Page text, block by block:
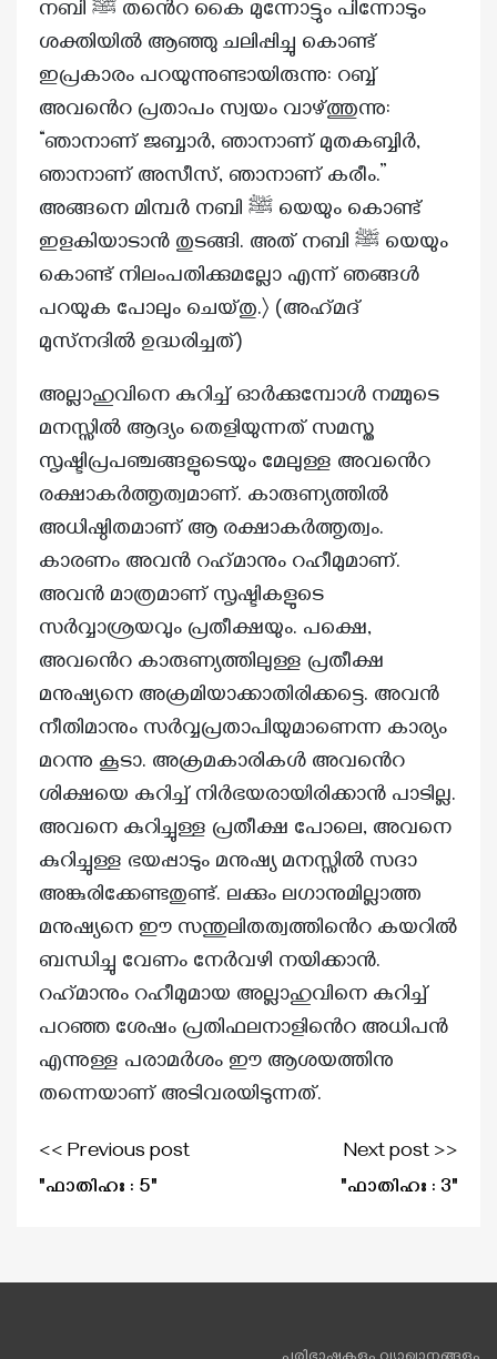
നബി ﷺ തൻെറ കൈ മുന്നോട്ടും പിന്നോടും
ശക്തിയിൽ ആഞ്ഞു ചലിപ്പിച്ചു കൊണ്ട്
ഇപ്രകാരം പറയുന്നുണ്ടായിരുന്നു: റബ്ബ്
അവൻെറ പ്രതാപം സ്വയം വാഴ്ത്തുന്നു:
“ഞാനാണ് ജബ്ബാർ, ഞാനാണ് മുതകബ്ബിർ,
ഞാനാണ് അസീസ്, ഞാനാണ് കരീം.”
അങ്ങനെ മിമ്പർ നബി ﷺ യെയും കൊണ്ട്
ഇളകിയാടാൻ തുടങ്ങി. അത് നബി ﷺ യെയും
കൊണ്ട് നിലംപതിക്കുമല്ലോ എന്ന് ഞങ്ങൾ
പറയുക പോലും ചെയ്തു.〉 (അഹ്‌മദ്
മുസ്‌നദിൽ ഉദ്ധരിച്ചത്)
അല്ലാഹുവിനെ കുറിച്ച് ഓർക്കുമ്പോൾ നമ്മുടെ
മനസ്സിൽ ആദ്യം തെളിയുന്നത് സമസ്ത
സൃഷ്ടിപ്രപഞ്ചങ്ങളുടെയും മേലുള്ള അവൻെറ
രക്ഷാകർത്തൃത്വമാണ്. കാരുണ്യത്തിൽ
അധിഷ്ഠിതമാണ് ആ രക്ഷാകർത്തൃത്വം.
കാരണം അവൻ റഹ്‌മാനും റഹീമുമാണ്.
അവൻ മാത്രമാണ് സൃഷ്ടികളുടെ
സർവ്വാശ്രയവും പ്രതീക്ഷയും. പക്ഷെ,
അവൻെറ കാരുണ്യത്തിലുള്ള പ്രതീക്ഷ
മനുഷ്യനെ അക്രമിയാക്കാതിരിക്കട്ടെ. അവൻ
നീതിമാനും സർവ്വപ്രതാപിയുമാണെന്ന കാര്യം
മറന്നു കൂടാ. അക്രമകാരികൾ അവൻെറ
ശിക്ഷയെ കുറിച്ച് നിർഭയരായിരിക്കാൻ പാടില്ല.
അവനെ കുറിച്ചുള്ള പ്രതീക്ഷ പോലെ, അവനെ
കുറിച്ചുള്ള ഭയപ്പാടും മനുഷ്യ മനസ്സിൽ സദാ
അങ്കുരിക്കേണ്ടതുണ്ട്. ലക്കും ലഗാനുമില്ലാത്ത
മനുഷ്യനെ ഈ സന്തുലിതത്വത്തിൻെറ കയറിൽ
ബന്ധിച്ചു വേണം നേർവഴി നയിക്കാൻ.
റഹ്‌മാനും റഹീമുമായ അല്ലാഹുവിനെ കുറിച്ച്
പറഞ്ഞ ശേഷം പ്രതിഫലനാളിൻെറ അധിപൻ
എന്നുള്ള പരാമർശം ഈ ആശയത്തിനു
തന്നെയാണ് അടിവരയിടുന്നത്.
<< Previous post
"ഫാതിഹഃ : 5"
Next post >>
"ഫാതിഹഃ : 3"